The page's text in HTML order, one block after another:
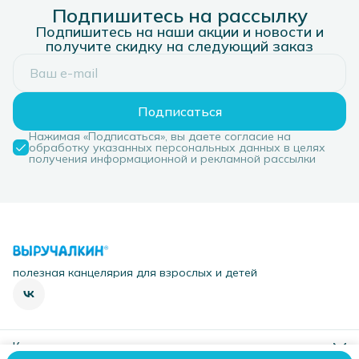
Подпишитесь на рассылку
Подпишитесь на наши акции и новости и
получите скидку на следующий заказ
Подписаться
Нажимая «Подписаться», вы даете согласие на
обработку указанных персональных данных в целях
получения информационной и рекламной рассылки
полезная канцелярия для взрослых и детей
Контакты